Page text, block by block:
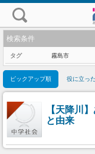
検索条件
タグ 霧島市
ピックアップ順 役に立っ
【天降川
と由来